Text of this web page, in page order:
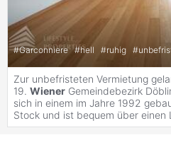
#Garconniere #hell #ruhig #
Zur unbefristeten Vermietung
19. Wiener Gemeindebezirk
sich in einem im Jahre 1992
Stock und ist bequem über einen